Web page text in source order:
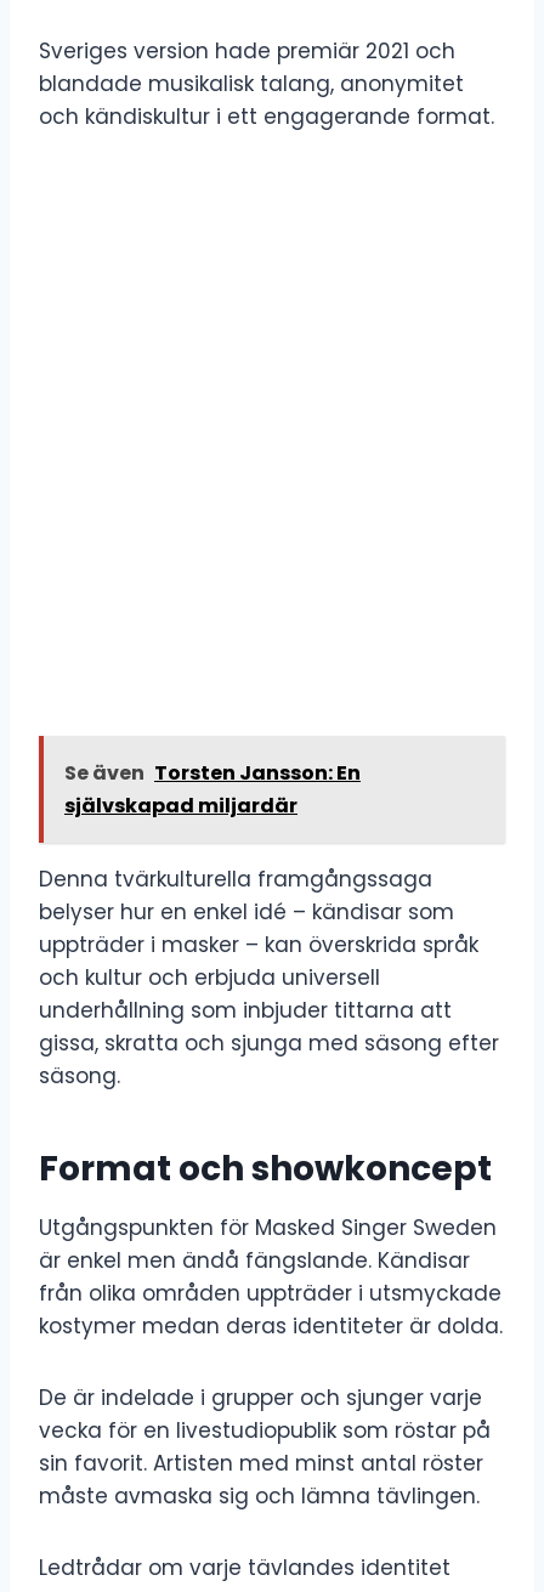
Sveriges version hade premiär 2021 och
blandade musikalisk talang, anonymitet
och kändiskultur i ett engagerande format.
Se även Torsten Jansson: En
självskapad miljardär
Denna tvärkulturella framgångssaga
belyser hur en enkel idé – kändisar som
uppträder i masker – kan överskrida språk
och kultur och erbjuda universell
underhållning som inbjuder tittarna att
gissa, skratta och sjunga med säsong efter
säsong.
Format och showkoncept
Utgångspunkten för Masked Singer Sweden
är enkel men ändå fängslande. Kändisar
från olika områden uppträder i utsmyckade
kostymer medan deras identiteter är dolda.
De är indelade i grupper och sjunger varje
vecka för en livestudiopublik som röstar på
sin favorit. Artisten med minst antal röster
måste avmaska ​​sig och lämna tävlingen.
Ledtrådar om varje tävlandes identitet